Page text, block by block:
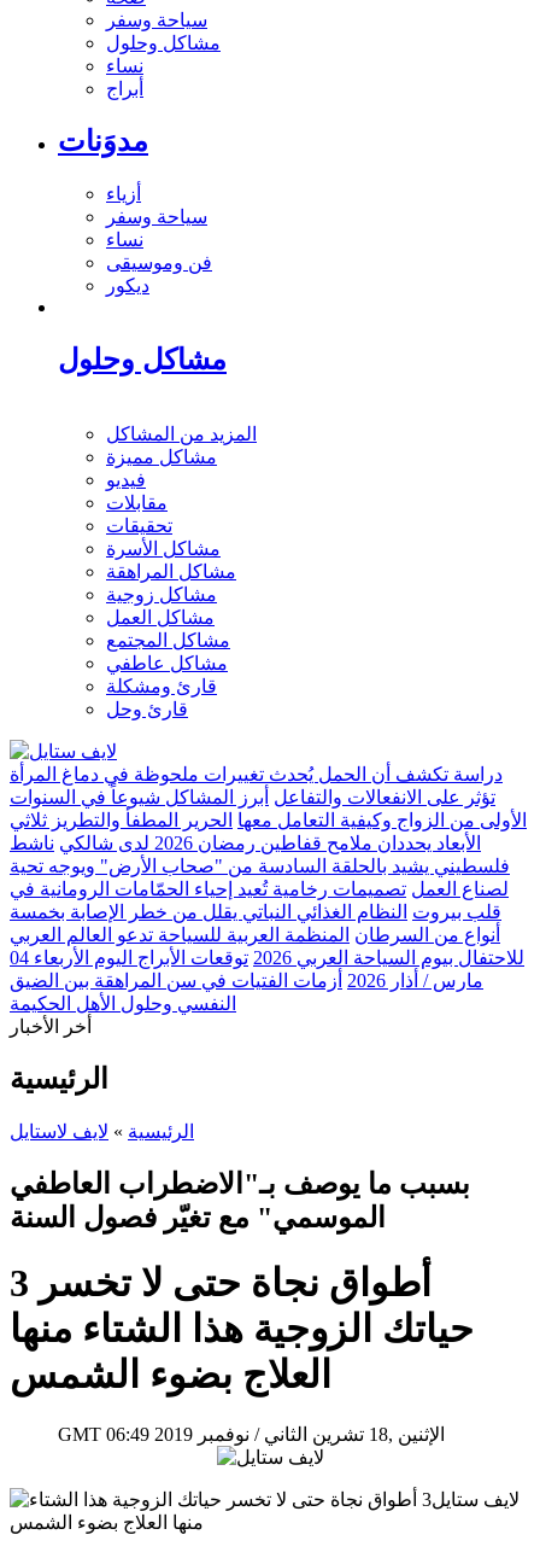
سياحة وسفر
مشاكل وحلول
نساء
أبراج
مدوَنات
أزياء
سياحة وسفر
نساء
فن وموسيقى
ديكور
مشاكل وحلول
المزيد من المشاكل
مشاكل مميزة
فيديو
مقابلات
تحقيقات
مشاكل الأسرة
مشاكل المراهقة
مشاكل زوجية
مشاكل العمل
مشاكل المجتمع
مشاكل عاطفي
قارئ ومشكلة
قارئ وحل
دراسة تكشف أن الحمل يُحدث تغييرات ملحوظة في دماغ المرأة
تؤثر على الانفعالات والتفاعل أبرز المشاكل شيوعاً في السنوات
الأولى من الزواج وكيفية التعامل معها الحرير المطفأ والتطريز ثلاثي
الأبعاد يحددان ملامح قفاطين رمضان 2026 لدى شالكي
ناشط
فلسطيني يشيد بالحلقة السادسة من "صحاب الأرض" ويوجه تحية
لصناع العمل تصميمات رخامية تُعيد إحياء الحمّامات الرومانية في
قلب بيروت النظام الغذائي النباتي يقلل من خطر الإصابة بخمسة
أنواع من السرطان المنظمة العربية للسياحة تدعو العالم العربي
للاحتفال بيوم السياحة العربي 2026
توقعات الأبراج اليوم الأربعاء 04
مارس / أذار 2026
أزمات الفتيات في سن المراهقة بين الضيق
النفسي وحلول الأهل الحكيمة
أخر الأخبار
الرئيسية
الرئيسية » لايف لاستايل
بسبب ما يوصف بـ"الاضطراب العاطفي
الموسمي" مع تغيّر فصول السنة
3 أطواق نجاة حتى لا تخسر
حياتك الزوجية هذا الشتاء منها
العلاج بضوء الشمس
GMT 06:49 2019 الإثنين ,18 تشرين الثاني / نوفمبر